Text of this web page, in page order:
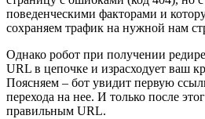
поведенческими факторами и
сохраняем трафик на нужной нам
Однако робот при получении
URL в цепочке и израсходует ваш
Поясняем – бот увидит первую
перехода на нее. И только после
правильным URL.